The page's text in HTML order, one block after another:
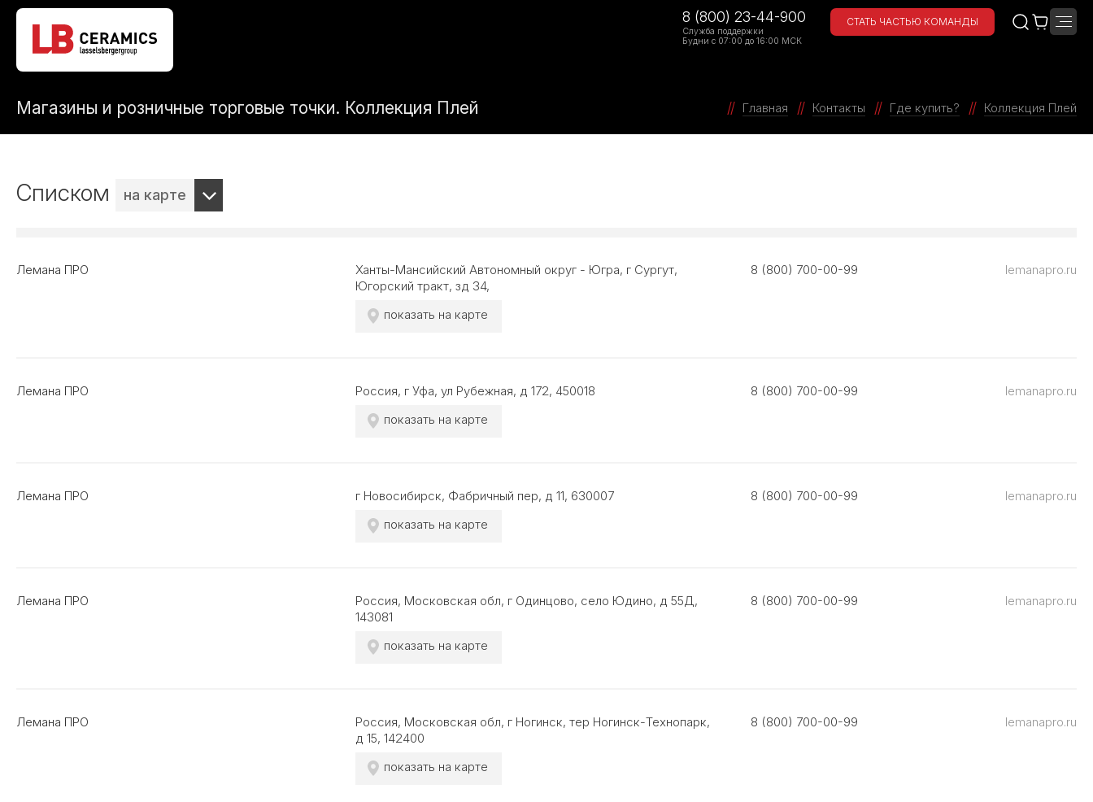
8 (800) 23-44-900
Служба поддержки
Будни с 07:00 до 16:00 МСК
СТАТЬ ЧАСТЬЮ КОМАНДЫ
Магазины и розничные торговые точки. Коллекция Плей Главная Контакты Где купить? Коллекция Плей
Списком на карте
Лемана ПРО
Ханты-Мансийский Автономный округ - Югра, г Сургут,
Югорский тракт, зд 34,
показать на карте
8 (800) 700-00-99 lemanapro.ru
Лемана ПРО
Россия, г Уфа, ул Рубежная, д 172, 450018
показать на карте
8 (800) 700-00-99 lemanapro.ru
Лемана ПРО
г Новосибирск, Фабричный пер, д 11, 630007
показать на карте
8 (800) 700-00-99 lemanapro.ru
Лемана ПРО
Россия, Московская обл, г Одинцово, село Юдино, д 55Д,
143081
показать на карте
8 (800) 700-00-99 lemanapro.ru
Лемана ПРО
Россия, Московская обл, г Ногинск, тер Ногинск-Технопарк,
д 15, 142400
показать на карте
8 (800) 700-00-99 lemanapro.ru